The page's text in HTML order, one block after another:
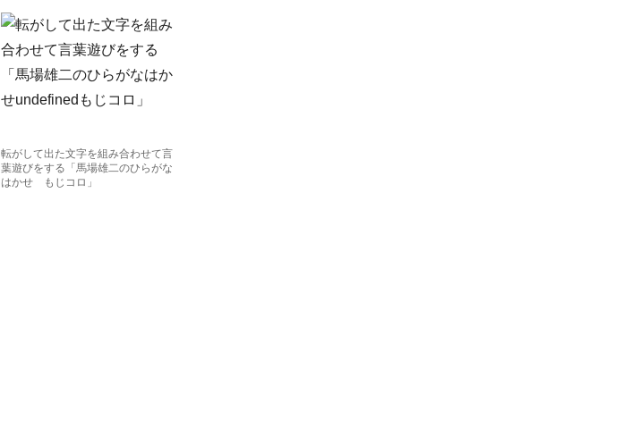
転がして出た文字を組み合わせて言
葉遊びをする「馬場雄二のひらがな
はかせ もじコロ」